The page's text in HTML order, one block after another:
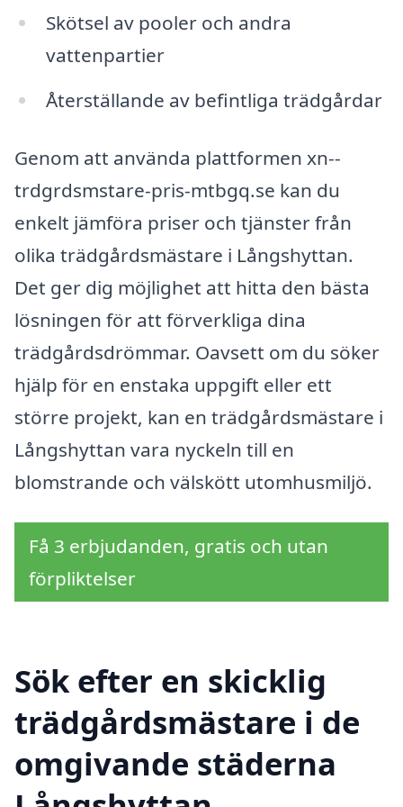
Skötsel av pooler och andra
vattenpartier
Återställande av befintliga trädgårdar
Genom att använda plattformen xn--
trdgrdsmstare-pris-mtbgq.se kan du
enkelt jämföra priser och tjänster från
olika trädgårdsmästare i Långshyttan.
Det ger dig möjlighet att hitta den bästa
lösningen för att förverkliga dina
trädgårdsdrömmar. Oavsett om du söker
hjälp för en enstaka uppgift eller ett
större projekt, kan en trädgårdsmästare i
Långshyttan vara nyckeln till en
blomstrande och välskött utomhusmiljö.
Få 3 erbjudanden, gratis och utan
förpliktelser
Sök efter en skicklig
trädgårdsmästare i de
omgivande städerna